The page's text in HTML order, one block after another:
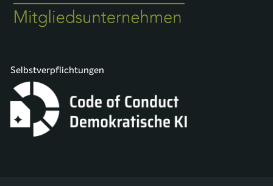
Selbstverpflichtungen